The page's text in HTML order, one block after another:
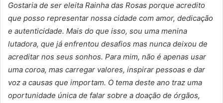
Gostaria de ser eleita Rainha das Rosas porque acredito
que posso representar nossa cidade com amor, dedicação
e autenticidade. Mais do que isso, sou uma menina
lutadora, que já enfrentou desafios mas nunca deixou de
acreditar nos seus sonhos. Para mim, não é apenas usar
uma coroa, mas carregar valores, inspirar pessoas e dar
voz a causas que importam. O tema deste ano traz uma
oportunidade única de falar sobre a doação de órgãos,